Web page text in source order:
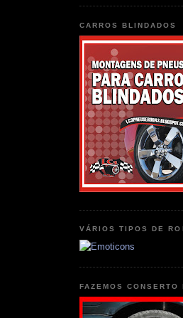
CARROS BLINDADOS
VÁRIOS TIPOS DE
FAZEMOS CONSERTO